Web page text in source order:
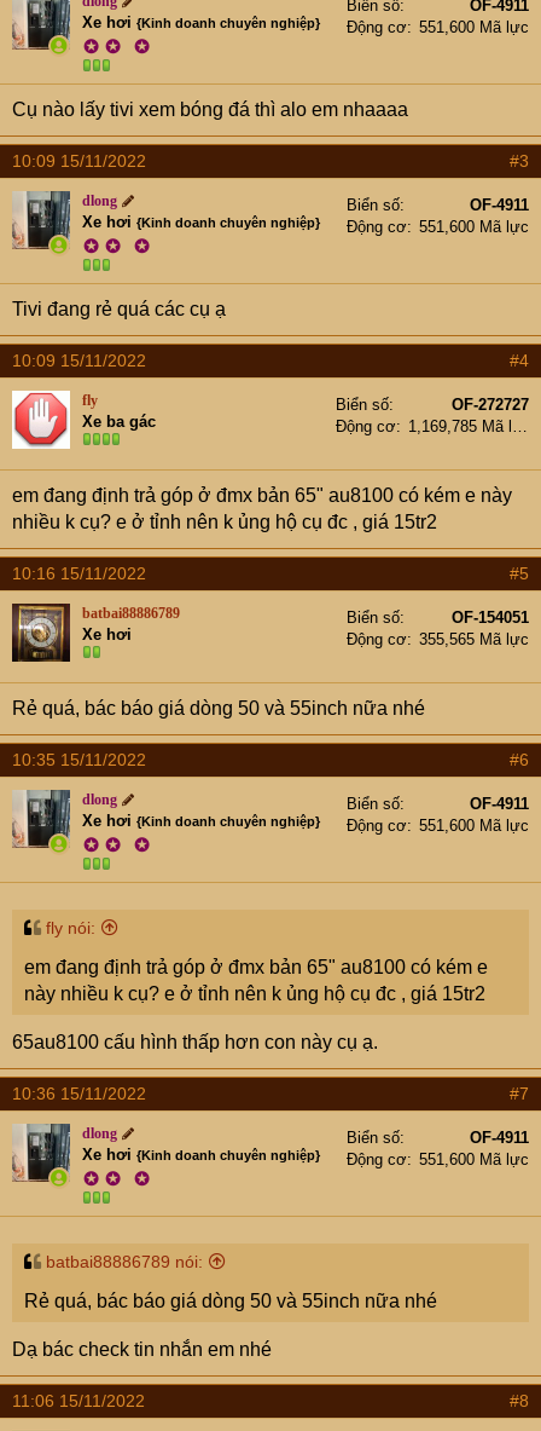
Xe hơi {Kinh doanh chuyên nghiệp}
✪ ✪ ✪
Biển số
OF-4911
Động cơ
551,600 Mã lực
Cụ nào lấy tivi xem bóng đá thì alo em nhaaaa
10:09 15/11/2022 #3
dlong
Xe hơi {Kinh doanh chuyên nghiệp}
✪ ✪ ✪
Biển số
OF-4911
Động cơ
551,600 Mã lực
Tivi đang rẻ quá các cụ ạ
10:09 15/11/2022 #4
fly
Xe ba gác
Biển số
OF-272727
Động cơ
1,169,785 Mã lực
em đang định trả góp ở đmx bản 65" au8100 có kém e này
nhiều k cụ? e ở tỉnh nên k ủng hộ cụ đc , giá 15tr2
10:16 15/11/2022 #5
batbai88886789
Xe hơi
Biển số
OF-154051
Động cơ
355,565 Mã lực
Rẻ quá, bác báo giá dòng 50 và 55inch nữa nhé
10:35 15/11/2022 #6
dlong
Xe hơi {Kinh doanh chuyên nghiệp}
✪ ✪ ✪
Biển số
OF-4911
Động cơ
551,600 Mã lực
fly nói:
em đang định trả góp ở đmx bản 65" au8100 có kém e
này nhiều k cụ? e ở tỉnh nên k ủng hộ cụ đc , giá 15tr2
65au8100 cấu hình thấp hơn con này cụ ạ.
10:36 15/11/2022 #7
dlong
Xe hơi {Kinh doanh chuyên nghiệp}
✪ ✪ ✪
Biển số
OF-4911
Động cơ
551,600 Mã lực
batbai88886789 nói:
Rẻ quá, bác báo giá dòng 50 và 55inch nữa nhé
Dạ bác check tin nhắn em nhé
11:06 15/11/2022 #8